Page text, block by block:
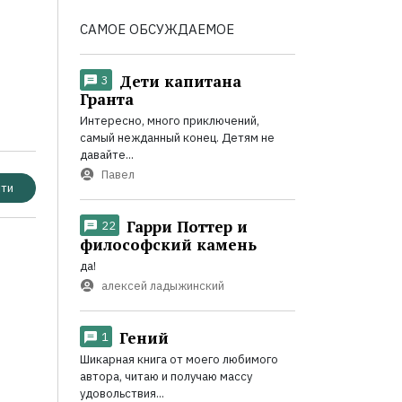
САМОЕ ОБСУЖДАЕМОЕ
3
Дети капитана
Гранта
Интересно, много приключений,
самый нежданный конец. Детям не
давайте...
Павел
22
Гарри Поттер и
философский камень
да!
алексей ладыжинский
1 Гений
Шикарная книга от моего любимого
автора, читаю и получаю массу
удовольствия...